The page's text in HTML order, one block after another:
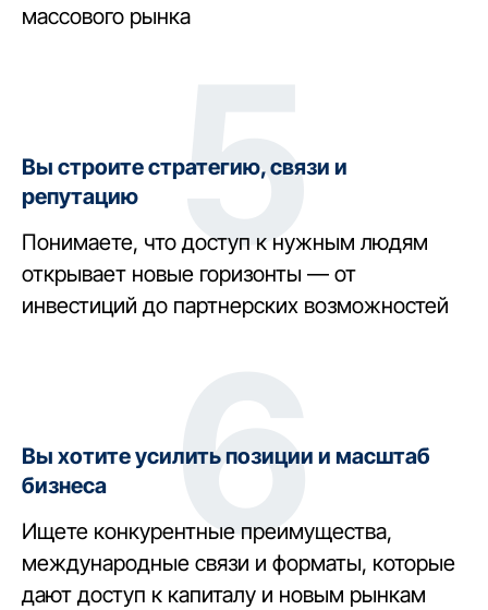
массового рынка
Вы строите стратегию, связи и
репутацию
Понимаете, что доступ к нужным людям
открывает новые горизонты — от
инвестиций до партнерских возможностей
5
Вы хотите усилить позиции и масштаб
бизнеса
Ищете конкурентные преимущества,
международные связи и форматы, которые
дают доступ к капиталу и новым рынкам
6